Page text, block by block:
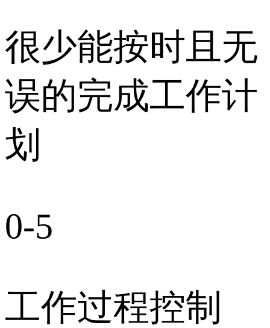
很少能按时且无
误的完成工作计
划
0-5
工作过程控制